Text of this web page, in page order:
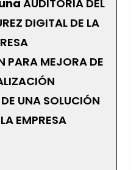
AUDITORIA DEL
DIGITAL DE LA
PARA MEJORA DE
UNA SOLUCIÓN
EMPRESA